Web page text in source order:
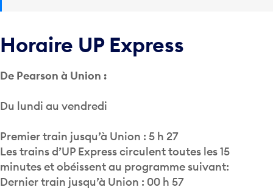
Horaire UP Express
De Pearson à Union :
Du lundi au vendredi
Premier train jusqu’à Union : 5 h 27
Les trains d’UP Express circulent toutes les 15
minutes et obéissent au programme suivant:
Dernier train jusqu’à Union : 00 h 57